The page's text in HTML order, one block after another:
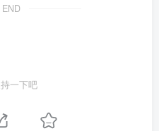
一下吧